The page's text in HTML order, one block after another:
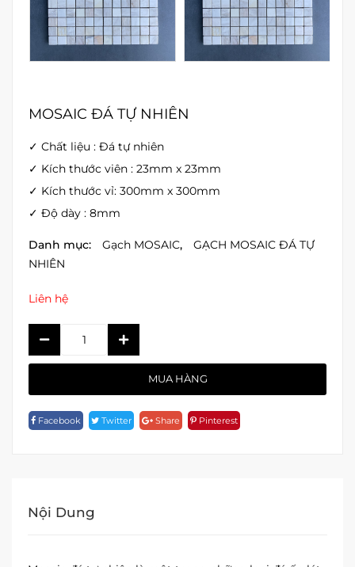
MOSAIC ĐÁ TỰ NHIÊN
✓ Chất liệu : Đá tự nhiên
✓ Kích thước viên : 23mm x 23mm
✓ Kích thước vỉ: 300mm x 300mm
✓ Độ dày : 8mm
Danh mục: Gạch MOSAIC,
GẠCH MOSAIC ĐÁ TỰ
NHIÊN
Liên hệ
Quantity
MUA HÀNG
Facebook Twitter Share Pinterest
Nội Dung